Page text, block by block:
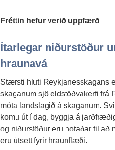
Fréttin hefur verið uppfærð
Ítarlegar niðurstöður
hraunavá
Stærsti hluti Reykjanesskagans
skaganum sjö eldstöðvakerfi frá
móta landslagið á skaganum.
komu út í dag, byggja á
og niðurstöður eru notaðar til að
eru útsett fyrir hraunflæði.